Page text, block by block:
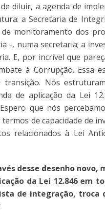
diluir, a agenda de
a Secretaria de
monitoramento dos
-, numa secretaria; a
E, por incrível que
à Corrupção. Essa
Nós
de aplicação da Lei
que nós
de capacidade de
relacionados à Lei
desse desenho
da Lei 12.846 em
de integração, troca